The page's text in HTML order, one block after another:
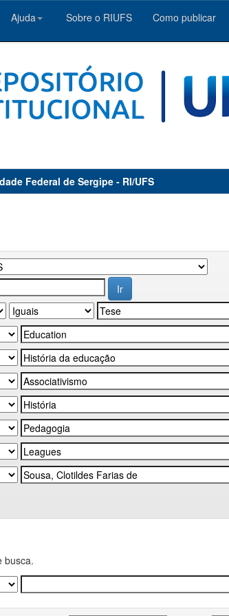
Ajuda Sobre o RIUFS Como publicar
Federal de Sergipe - RI/UFS
busca.